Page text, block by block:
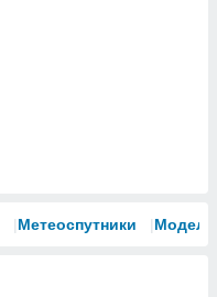
Метеоспутники Модели